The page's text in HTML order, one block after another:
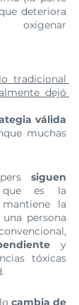
deteriora
tradicional
dejó
válida
muchas
siguen
es la
la
persona
y
tóxicas
cambia de